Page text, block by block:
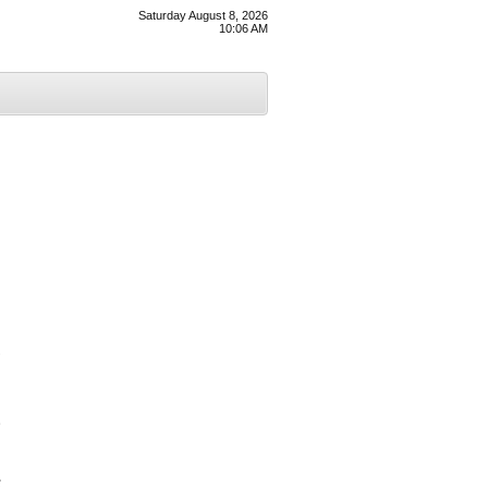
Saturday August 8, 2026
10:06 AM